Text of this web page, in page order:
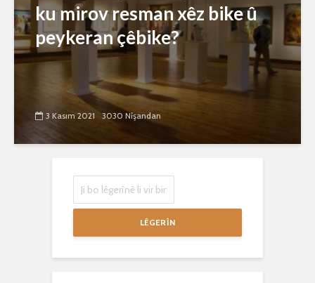
ku mirov resman xêz bike û
peykeran çêbike?
3 Kasım 2021 3030 Nîşandan
LÊGERÎN